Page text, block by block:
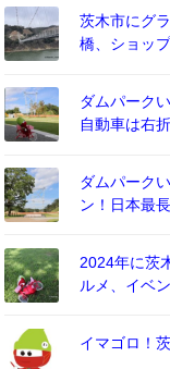
茨木市にグ
橋、ショッ
ダムパーク
自動車は右
ダムパーク
ン！日本最
2024年に茨
ルメ、イベ
イマゴロ！